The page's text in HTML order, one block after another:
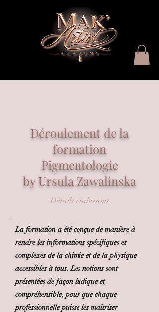
Déroulement de la
formation
Pigmentologie
by Ursula Zawalinska
Détails ci-dessous
La formation a été conçue de manière à
rendre les informations spécifiques et
complexes de la chimie et de la physique
accessibles à tous. Les notions sont
présentées de façon ludique et
compréhensible, pour que chaque
professionnelle puisse les maîtriser